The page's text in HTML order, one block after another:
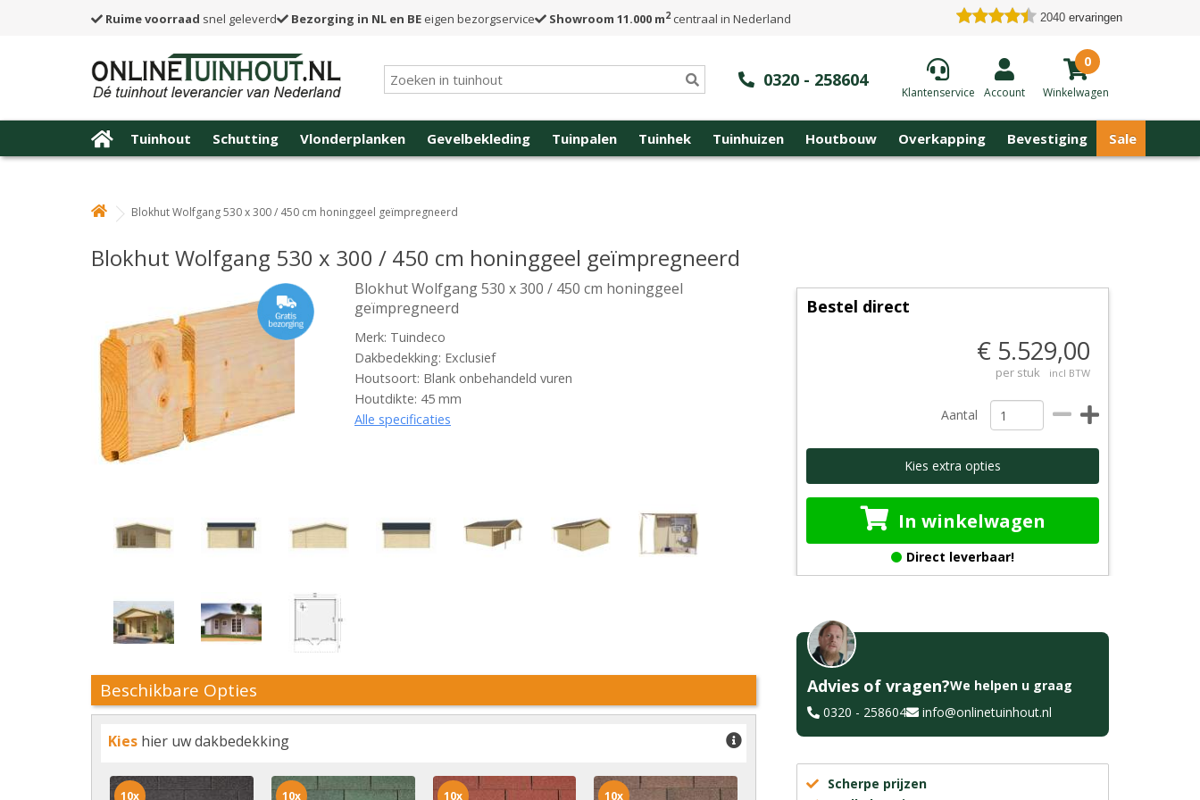
Ruime voorraad snel geleverd Bezorging in NL en BE eigen bezorgservice Showroom 11.000 m2centraal in Nederland 2040 ervaringen
0320 - 258604
Klantenservice Account
0
Winkelwagen
Tuinhout Schutting Vlonderplanken Gevelbekleding Tuinpalen Tuinhek Tuinhuizen Houtbouw Overkapping Bevestiging Sale
Blokhut Wolfgang 530 x 300 / 450 cm honinggeel geïmpregneerd
Blokhut Wolfgang 530 x 300 / 450 cm honinggeel geïmpregneerd
Blokhut Wolfgang 530 x 300 / 450 cm honinggeel
geïmpregneerd
Merk: Tuindeco
Dakbedekking: Exclusief
Houtsoort: Blank onbehandeld vuren
Houtdikte: 45 mm
Alle specificaties
Beschikbare Opties
Kies hier uw dakbedekking
10x 10x 10x 10x
Bestel direct
€ 5.529,00
per stuk incl BTW
Aantal
Kies extra opties
In winkelwagen
Direct leverbaar!
Advies of vragen?We helpen u graag
0320 - 258604
info@onlinetuinhout.nl
Scherpe prijzen